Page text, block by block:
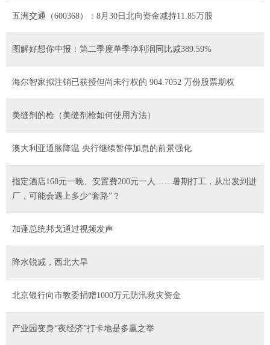
五洲交通（600368）：8月30日北向资金减持11.85万股
图解好想你中报：第二季度单季净利润同比减389.59%
海尔智家拟注销已获授但尚未行权的 904.7052 万份股票期权
美缝剂的枪（美缝剂枪如何使用方法）
澳大利亚通胀降温 央行继续暂停加息的前景强化
指定酒店168元一晚、安置费200元一人……暑期打工，从出发到进
厂，可能会遇上多少“套路”？
加蓬总统邦戈通过视频发声
降水锐减，西北大旱
北京银行向市教委捐赠1000万元防汛救灾资金
产业园变身“夜经济”打卡地是多赢之举